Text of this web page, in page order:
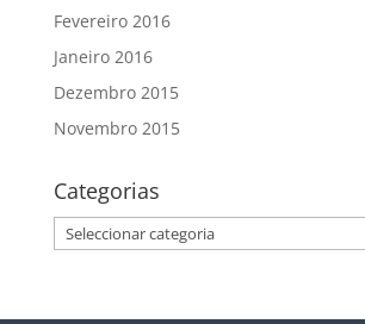
Fevereiro 2016
Janeiro 2016
Dezembro 2015
Novembro 2015
Categorias
Categorias